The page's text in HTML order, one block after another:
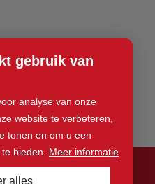
gebruik van
analyse van onze
website te verbeteren,
tonen en om u een
bieden. Meer informatie
alles